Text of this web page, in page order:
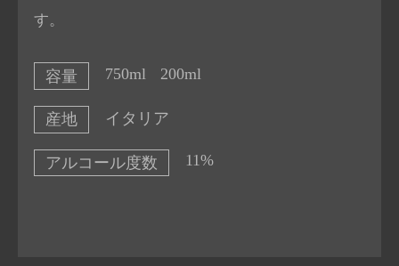
す。
容量 750ml 200ml
産地 イタリア
アルコール度数 11%